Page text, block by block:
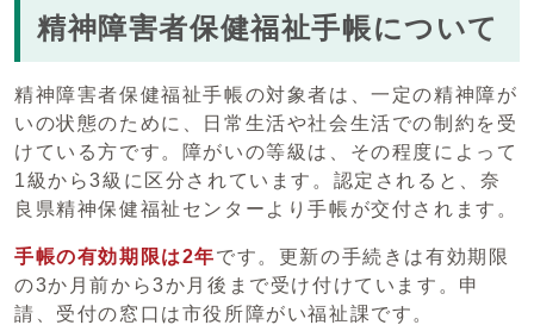
精神障害者保健福祉手帳について
精神障害者保健福祉手帳の対象者は、一定の精神障が
いの状態のために、日常生活や社会生活での制約を受
けている方です。障がいの等級は、その程度によって
1級から3級に区分されています。認定されると、奈
良県精神保健福祉センターより手帳が交付されます。
手帳の有効期限は2年です。更新の手続きは有効期限
の3か月前から3か月後まで受け付けています。申
請、受付の窓口は市役所障がい福祉課です。